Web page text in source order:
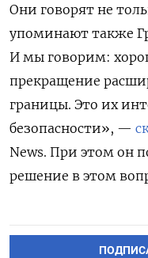
Они говорят не
упоминают также
И мы говорим:
прекращение
границы. Это их
безопасности», —
News. При этом он
решение в этом